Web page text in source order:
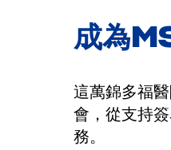
成為
這萬錦多福
會，從支持
務。